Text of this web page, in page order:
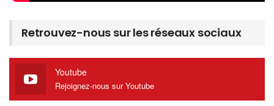
Retrouvez-nous sur les réseaux sociaux
Youtube
Rejoignez-nous sur Youtube